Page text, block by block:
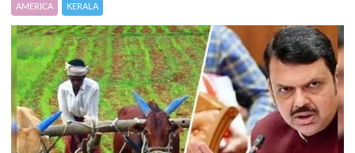
AMERICA KERALA